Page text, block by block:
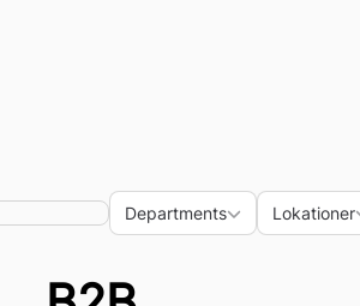
Departments
Departments Lokationer